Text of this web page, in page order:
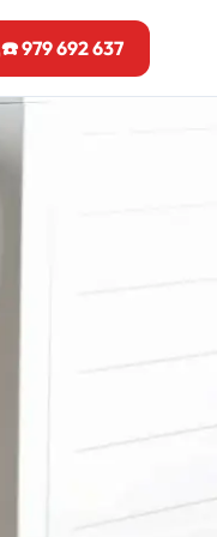
☎️ 979 692 637